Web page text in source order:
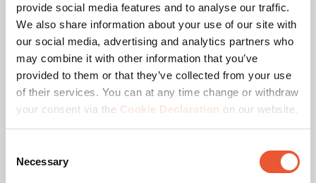
provide social media features and to analyse our traffic.
We also share information about your use of our site with
our social media, advertising and analytics partners who
may combine it with other information that you’ve
provided to them or that they’ve collected from your use
of their services. You can at any time change or withdraw
your consent via the Cookie Declaration on our website.
Selection
Necessary
Pour la configuration 16:9 la plus courante, vous
trouverez sur le site des solutions préconfigurées avec
les longueurs de tubes correspondantes. Besoin d’une
autre configuration ou d’une longueur de tube différente
? Contactez-nous. Nous offrons une solution adaptée à
chaque projet.
PLA 9306 Entretoise pour
barre d'interface dvLED
Accessoire Noir
475,00 €